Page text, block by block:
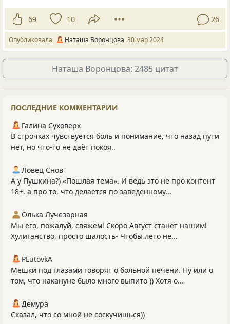
69 10 26
Опубликовала Наташа Воронцова 30 мар 2024
Наташа Воронцова: 2485 цитат
ПОСЛЕДНИЕ КОММЕНТАРИИ
Галина Суховерх
В строчках чувствуется боль и понимание, что назад пути
нет, но что-то не даёт покоя..
Ловец Снов
А у Пушкина?) «Пошлая тема». И ведь это не про контент
18+, а про то, что делается по заведённому...
Олька Лучезарная
Мы его, пожалуй, свяжем! Скоро Август станет нашим!
Хулиганство, просто шалость- Чтобы лето не...
PLutоvkА
Мешки под глазами говорят о больной печени. Ну или о
том, что накануне было много выпито )) Хотя о...
Демура
Сказал, что со мной не соскучишься))